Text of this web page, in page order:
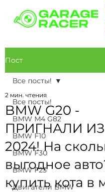
Пост
Все посты!
BMW M4 G82
BMW F10
BMW F30
BMW F23
Двигатели BMW
Все посты!
BMW G20 -
ПРИГНАЛИ
2024! На
выгодное
купить кота в
2 мин. чтения